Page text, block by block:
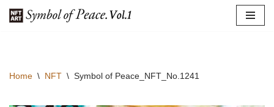
Home \ NFT \ Symbol of Peace_NFT_No.1241